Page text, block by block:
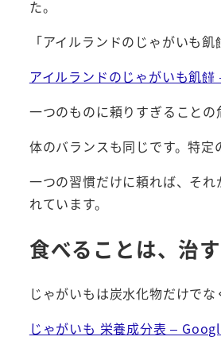
た。
「アイルランドのじゃがいも
アイルランドのじゃがいも飢
一つのものに頼りすぎることの
体のバランスも同じです。特定
一つの習慣だけに頼れば、そ
れています。
食べることは、治
じゃがいもは炭水化物だけでな
じゃがいも 栄養成分表 –